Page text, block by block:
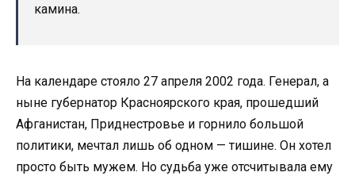
камина.
На календаре стояло 27 апреля 2002 года. Генерал, а
ныне губернатор Красноярского края, прошедший
Афганистан, Приднестровье и горнило большой
политики, мечтал лишь об одном — тишине. Он хотел
просто быть мужем. Но судьба уже отсчитывала ему